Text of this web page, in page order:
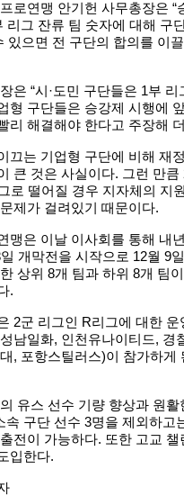
로연맹 안기헌 사무총장은
리그 잔류 팀 숫자에 대해 구
있으면 전 구단의 합의를 이
은 “시·도민 구단들은 1부
형 구단들은 승강제 시행에
리 해결해야 한다고 주장해
끄는 기업형 구단에 비해 재
큰 것은 사실이다. 그런 만
로 떨어질 경우 지자체의 지
제가 걸려있기 때문이다.
맹은 이날 이사회를 통해 내
개막전을 시작으로 12월 9
상위 8개 팀과 하위 8개 팀
.
2군 리그인 R리그에 대한
남일화, 인천유나이티드,
, 포항스틸러스)이 참가하게
유스 선수 기량 향상과 원
속 구단 선수 3명을 제외하고
전이 가능하다. 또한 고교
입한다.